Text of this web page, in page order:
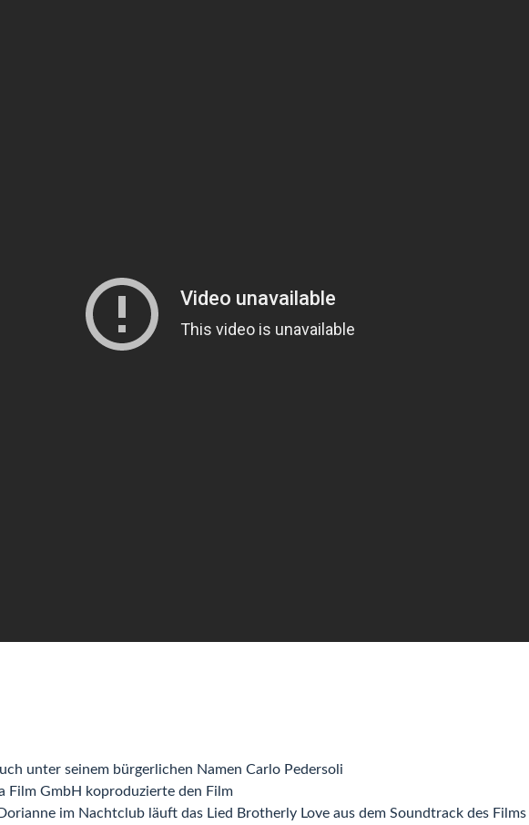
unter seinem bürgerlichen Namen Carlo Pedersoli
Film GmbH koproduzierte den Film
im Nachtclub läuft das Lied Brotherly Love aus dem Soundtrack des Films